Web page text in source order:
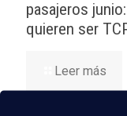
pasajeros
quieren ser
Leer más